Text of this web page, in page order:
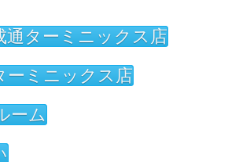
通ターミニックス店
ーミニックス店
ーム